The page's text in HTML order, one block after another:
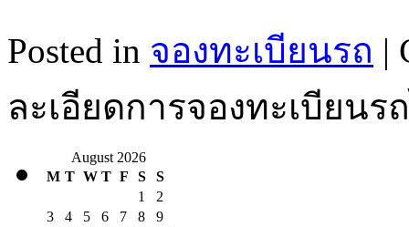
Posted in จองทะเบียนรถ |
ละเอียดการจองทะเบียน
August 2026
M T W T F S
S
1
2
3
4 5 6 7 8
9